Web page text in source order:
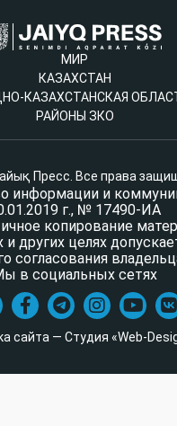
МИР
КАЗАХСТАН
КАЗАХСТАНСКАЯ
РАЙОНЫ ЗКО
Пресс. Все права
информации и
г., № 17490-ИА
копирование
других целях
согласования
в социальных сетях
сайта — Студия «Web-